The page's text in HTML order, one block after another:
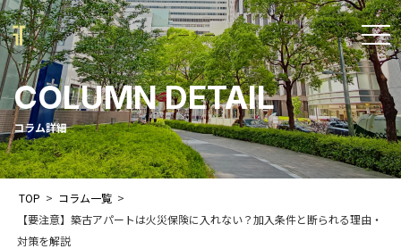
t
o
g
g
l
e
n
COLUMN DETAIL
コラム詳細
TOP > コラム一覧 >
【要注意】築古アパートは火災保険に入れない？加入条件と断られる理由・
対策を解説